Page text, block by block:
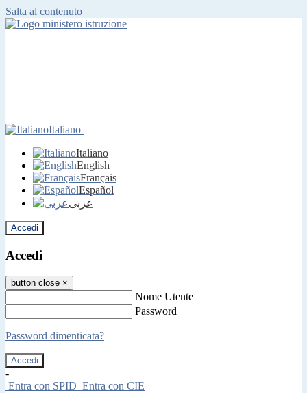
Salta al contenuto
Italiano
Italiano
English
Français
Español
عربى
Accedi
Accedi
button close ×
Nome Utente
Password
Password dimenticata?
-
Entra con SPID Entra con CIE